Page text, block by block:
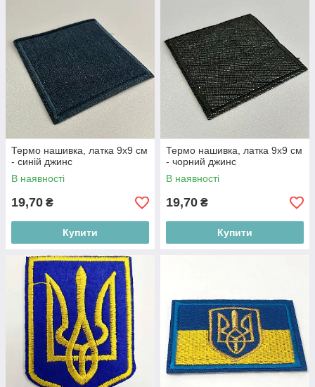
Термо нашивка, латка 9х9 см
- синій джинс
В наявності
19,70 ₴
Купити
Термо нашивка, латка 9х9 см
- чорний джинс
В наявності
19,70 ₴
Купити